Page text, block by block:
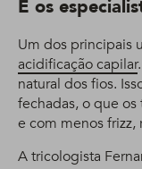
E os
Um dos principais
acidificação capilar
natural dos fios.
fechadas, o que
e com menos
A tricologista